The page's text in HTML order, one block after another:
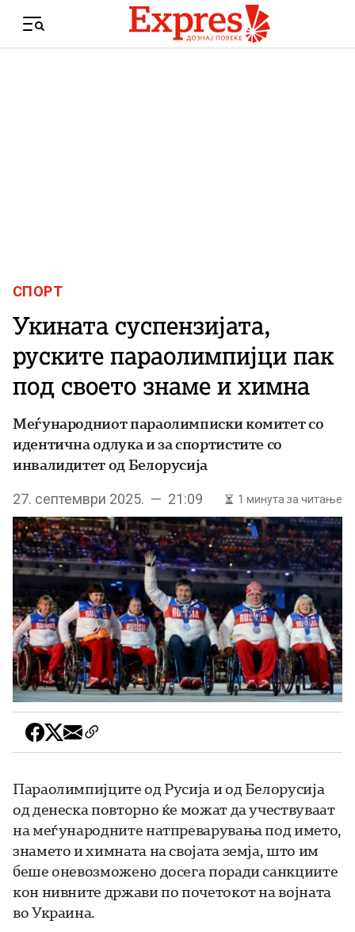
Menu
СПОРТ
Укината суспензијата,
руските параолимпијци пак
под своето знаме и химна
Меѓународниот параолимписки комитет со
идентична одлука и за спортистите со
инвалидитет од Белорусија
27. септември 2025. — 21:09 1 минута за читање
Параолимпијците од Русија и од Белорусија
од денеска повторно ќе можат да учествуваат
на меѓународните натпреварувања под името,
знамето и химната на својата земја, што им
беше оневозможено досега поради санкциите
кон нивните држави по почетокот на војната
во Украина.